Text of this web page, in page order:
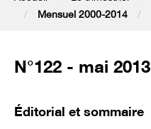
Mensuel 2000-2014
N°122 - mai 2013
Éditorial et sommaire